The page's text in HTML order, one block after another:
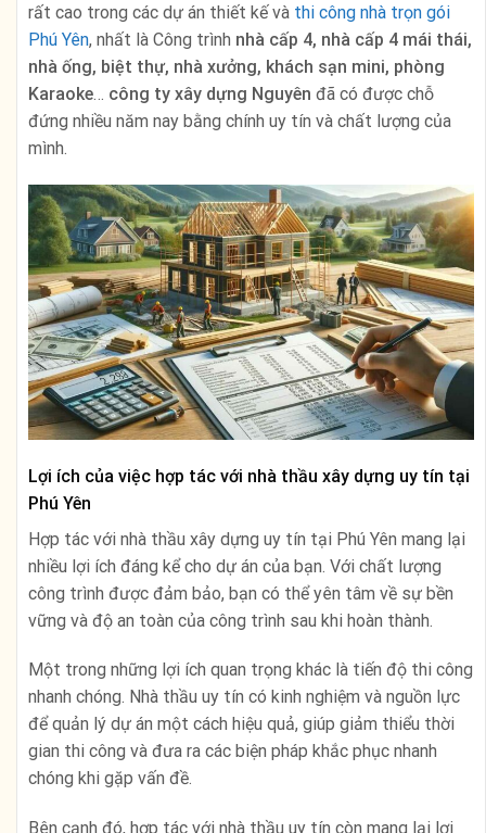
rất cao trong các dự án thiết kế và thi công nhà trọn gói
Phú Yên, nhất là Công trình nhà cấp 4, nhà cấp 4 mái thái,
nhà ống, biệt thự, nhà xưởng, khách sạn mini, phòng
Karaoke… công ty xây dựng Nguyên đã có được chỗ
đứng nhiều năm nay bằng chính uy tín và chất lượng của
mình.
Lợi ích của việc hợp tác với nhà thầu xây dựng uy tín tại
Phú Yên
Hợp tác với nhà thầu xây dựng uy tín tại Phú Yên mang lại
nhiều lợi ích đáng kể cho dự án của bạn. Với chất lượng
công trình được đảm bảo, bạn có thể yên tâm về sự bền
vững và độ an toàn của công trình sau khi hoàn thành.
Một trong những lợi ích quan trọng khác là tiến độ thi công
nhanh chóng. Nhà thầu uy tín có kinh nghiệm và nguồn lực
để quản lý dự án một cách hiệu quả, giúp giảm thiểu thời
gian thi công và đưa ra các biện pháp khắc phục nhanh
chóng khi gặp vấn đề.
Bên cạnh đó, hợp tác với nhà thầu uy tín còn mang lại lợi